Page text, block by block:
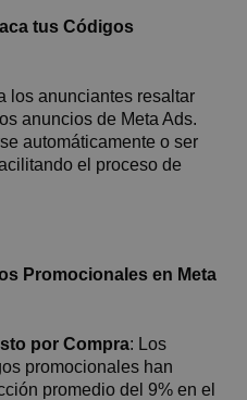
tus Códigos
los anunciantes resaltar
anuncios de Meta Ads.
automáticamente o ser
el proceso de
Promocionales en Meta
por Compra: Los
promocionales han
promedio del 9% en el